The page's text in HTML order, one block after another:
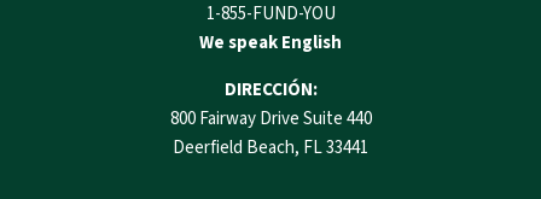
1-855-FUND-YOU
We speak English
DIRECCIÓN:
800 Fairway Drive Suite 440
Deerfield Beach, FL 33441